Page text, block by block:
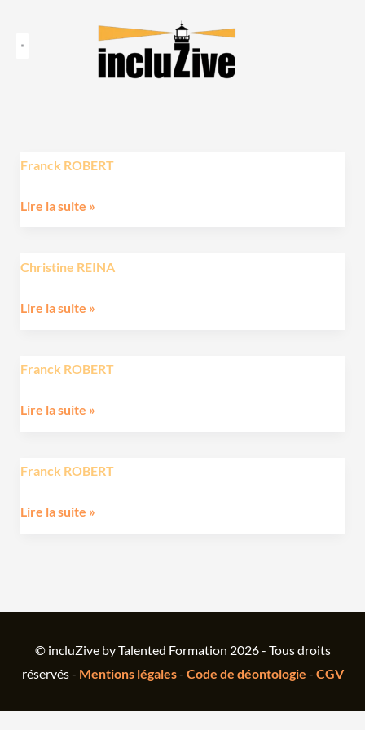
Franck ROBERT
Lire la suite »
Christine REINA
Lire la suite »
Franck ROBERT
Lire la suite »
Franck ROBERT
Lire la suite »
© incluZive by Talented Formation 2026 - Tous droits
réservés - Mentions légales- Code de déontologie - CGV